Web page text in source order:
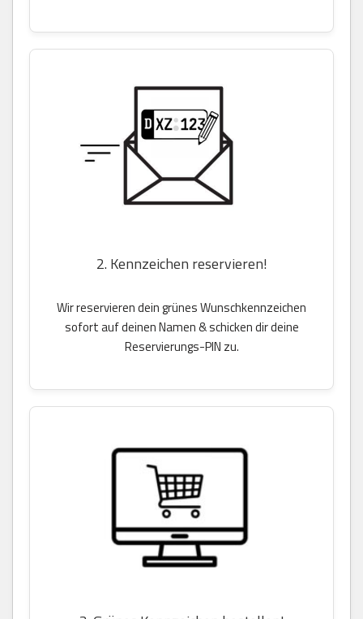
2. Kennzeichen reservieren!
Wir reservieren dein grünes Wunschkennzeichen
sofort auf deinen Namen & schicken dir deine
Reservierungs-PIN zu.